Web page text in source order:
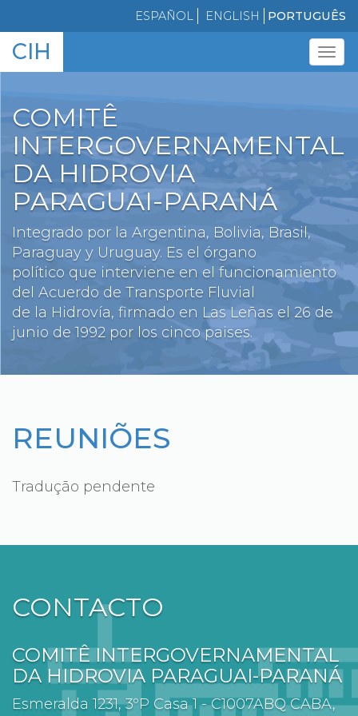
to
main
content
ESPAÑOL ENGLISH PORTUGUÊS
CIH
COMITÊ
INTERGOVERNAMENTAL
DA HIDROVIA
PARAGUAI-PARANÁ
Integrado por la Argentina, Bolivia, Brasil,
Paraguay y Uruguay. Es el órgano
político que interviene en el funcionamiento
del Acuerdo de Transporte Fluvial
de la Hidrovía, firmado en Las Leñas el 26 de
junio de 1992 por los cinco paises.
REUNIÕES
Tradução pendente
CONTACTO
COMITÊ INTERGOVERNAMENTAL
DA HIDROVIA PARAGUAI-PARANÁ
Esmeralda 1231, 3ºP Casa 1 - C1007ABQ CABA,